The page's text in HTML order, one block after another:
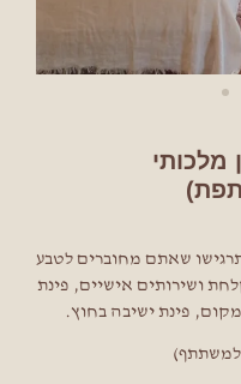
מלכותי
שאתם מחוברים לטבע
ושירותים אישיים, פינת
פינת ישיבה בחוץ.